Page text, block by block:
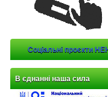
Соціальні проєкти
В єднанні наша сила